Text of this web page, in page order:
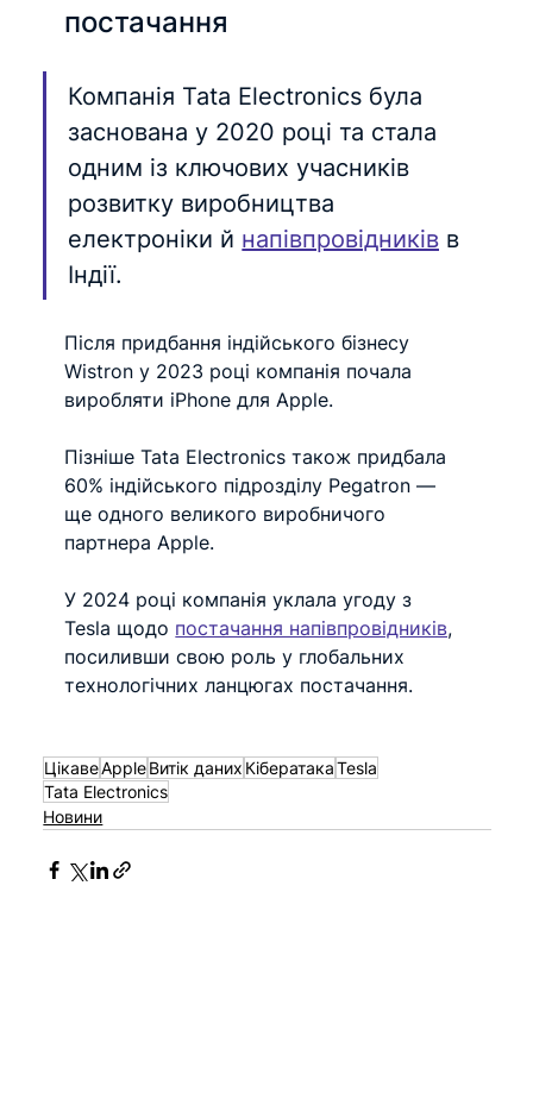
постачання
Компанія Tata Electronics була
заснована у 2020 році та стала
одним із ключових учасників
розвитку виробництва
електроніки й напівпровідників в
Індії.
Після придбання індійського бізнесу
Wistron у 2023 році компанія почала
виробляти iPhone для Apple.
Пізніше Tata Electronics також придбала
60% індійського підрозділу Pegatron —
ще одного великого виробничого
партнера Apple.
У 2024 році компанія уклала угоду з
Tesla щодо постачання напівпровідників,
посиливши свою роль у глобальних
технологічних ланцюгах постачання.
ЦікавеAppleВитік даних КібератакаTesla
Tata Electronics
Новини